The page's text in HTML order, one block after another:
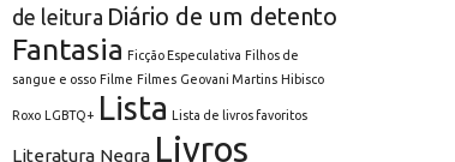
de leitura Diário de um detento
Fantasia Ficção Especulativa Filhos de
sangue e osso Filme Filmes Geovani Martins Hibisco
Roxo LGBTQ+ Lista Lista de livros favoritos
Literatura Negra Livros